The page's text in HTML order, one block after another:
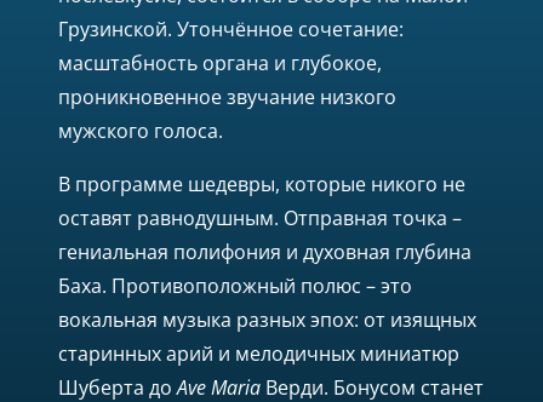
Грузинской. Утончённое сочетание:
масштабность органа и глубокое,
проникновенное звучание низкого
мужского голоса.
В программе шедевры, которые никого не
оставят равнодушным. Отправная точка –
гениальная полифония и духовная глубина
Баха. Противоположный полюс – это
вокальная музыка разных эпох: от изящных
старинных арий и мелодичных миниатюр
Шуберта доAve Maria Верди. Бонусом станет